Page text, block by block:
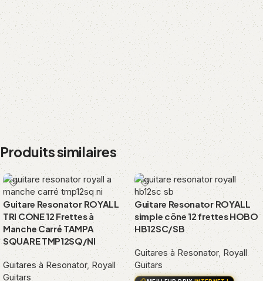
Produits similaires
Guitare Resonator ROYALL
TRI CONE 12 Frettes à
Manche Carré TAMPA
SQUARE TMP12SQ/NI
Guitares à Resonator, Royall
Guitars
Guitare Resonator ROYALL
simple cône 12 frettes HOBO
HB12SC/SB
Guitares à Resonator, Royall
Guitars